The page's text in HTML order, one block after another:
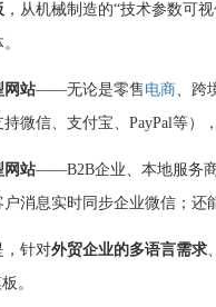
，从机械制造的“技术参数可
网站——无论是零售电商、跨
持微信、支付宝、PayPal等）
网站——B2B企业、本地服务商
户消息实时同步企业微信；还
，针对外贸企业的多语言需求
。